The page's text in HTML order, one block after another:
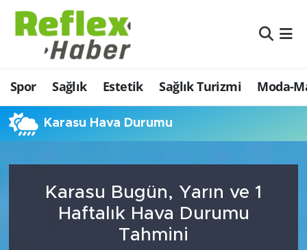
Spor Sağlık Estetik Sağlık Turizmi Moda-
Karasu Hava Durumu
Karasu Bugün, Yarın ve 1
Haftalık Hava Durumu
Tahmini
Eğitim
Estetik
Firmalardan
İş ve Ekonomi
Moda-Magazin-Eğlence
Nöbetçi Eczaneler
Hava Durumu
Namaz Vakitleri
Şampiyonlar Ligi Puan Durumu ve Fikstür
Tüm Manşetler